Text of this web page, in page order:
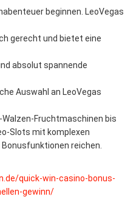
beginnen. LeoVegas
gerecht und bietet eine
absolut spannende
Auswahl an LeoVegas
Fruchtmaschinen bis
Slots mit komplexen
reichen.
quick-win-casino-bonus-
gewinn/